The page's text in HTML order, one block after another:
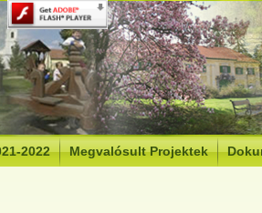
2022 Megvalósult Projektek